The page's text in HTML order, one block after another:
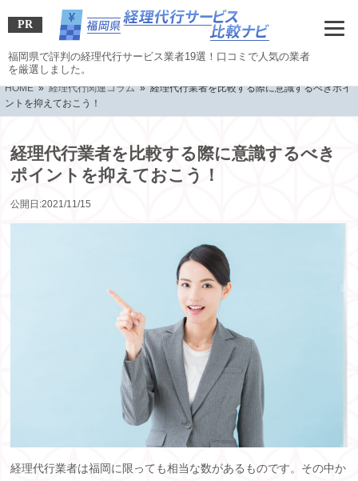
PR
福岡県で評判の経理代行サービス業者19選！口コミで人気の業者
を厳選しました。
HOME»経理代行関連コラム» 経理代行業者を比較する際に意識するべきポイ
ントを抑えておこう！
経理代行業者を比較する際に意識するべき
ポイントを抑えておこう！
公開日:2021/11/15
経理代行業者は福岡に限っても相当な数があるものです。その中か